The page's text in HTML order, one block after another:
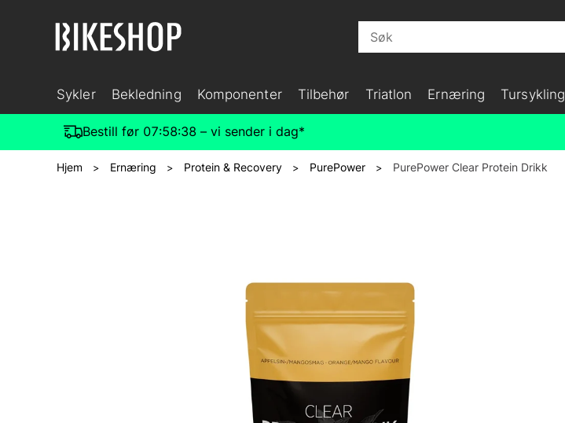
Sykler Bekledning Komponenter Tilbehør Triatlon Ernæring Tursykling
Bestill før 07:58:37 – vi sender i dag*
Hjem > Ernæring > Protein & Recovery > PurePower > PurePower Clear Protein Drikk